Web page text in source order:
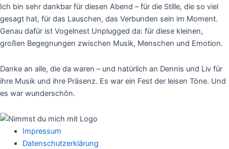
Ich bin sehr dankbar für diesen Abend – für die Stille, die so viel
gesagt hat, für das Lauschen, das Verbunden sein im Moment.
Genau dafür ist Vogelnest Unplugged da: für diese kleinen,
großen Begegnungen zwischen Musik, Menschen und Emotion.
Danke an alle, die da waren – und natürlich an Dennis und Liv für
ihre Musik und ihre Präsenz. Es war ein Fest der leisen Töne. Und
es war wunderschön.
Impressum
Datenschutzerklärung